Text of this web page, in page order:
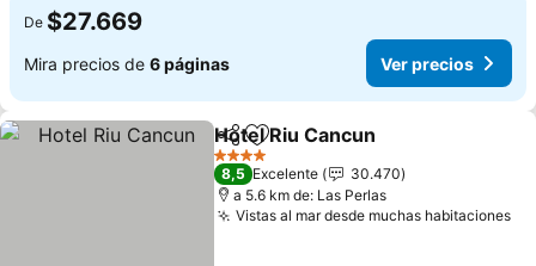
De $27.669
Mira precios de 6 páginas Ver precios
CompartirAgregar a favoritos
Hotel Riu Cancun
4 Estrellas
8,5 Excelente
30.470
a 5.6 km de: Las Perlas
Vistas al mar desde muchas habitaciones